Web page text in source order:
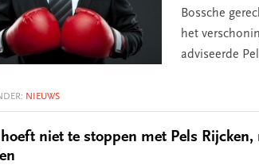
Bossche
het
adviseerde
NIEUWS
niet te stoppen met Pels